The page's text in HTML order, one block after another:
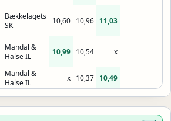
Bækkelagets
SK
10,60 10,96 11,03
Mandal &
Halse IL
10,99 10,54 x
Mandal &
Halse IL
x 10,37 10,49